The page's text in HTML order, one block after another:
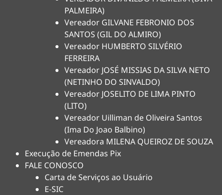
PALMEIRA)
Vereador GILVANE FEBRONIO DOS
SANTOS (GIL DO ALMIRO)
Vereador HUMBERTO SILVÉRIO
FERREIRA
Vereador JOSÉ MISSIAS DA SILVA NETO
(NETINHO DO SINVALDO)
Vereador JOSELITO DE LIMA PINTO
(LITO)
Vereador Uilliman de Oliveira Santos
(Ima Do Joao Balbino)
Vereadora MILENA QUEIROZ DE SOUZA
Execução de Emendas Pix
FALE CONOSCO
Carta de Serviços ao Usuário
E-SIC